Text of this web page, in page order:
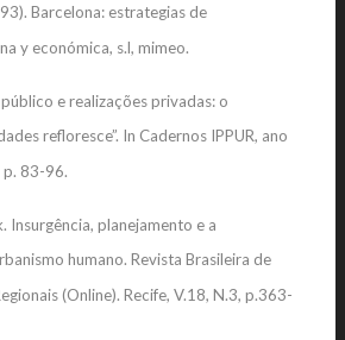
Barcelona: estrategias de
y económica, s.l, mimeo.
e realizações privadas: o
refloresce”. In Cadernos IPPUR, ano
83-96.
Insurgência, planejamento e a
humano. Revista Brasileira de
(Online). Recife, V.18, N.3, p.363-